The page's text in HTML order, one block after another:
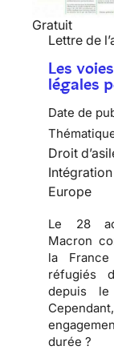
Gratuit
Lettre de
Les
légales
Date de
Droit
Intégration
Europe
Le 28
Macron
la
réfugiés
depuis
durée ?